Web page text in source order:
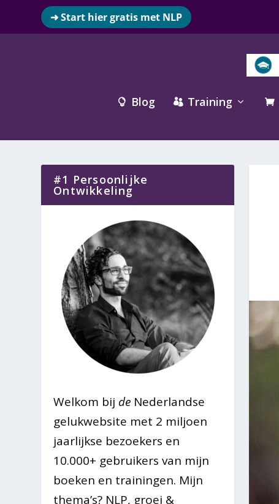
➜ Start hier gratis met NLP
 Blog  Training 
#1 Persoonlijke
Ontwikkeling
Welkom bij de Nederlandse
gelukwebsite met 2 miljoen
jaarlijkse bezoekers en
10.000+ gebruikers van mijn
boeken en trainingen. Mijn
thema’s? NLP, groei &